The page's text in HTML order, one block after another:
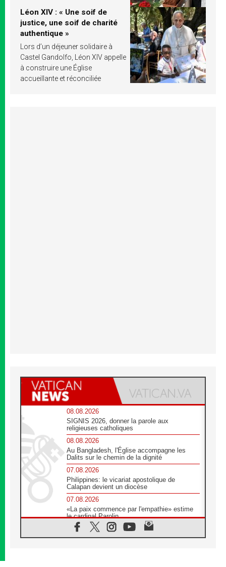
Léon XIV : « Une soif de
justice, une soif de charité
authentique »
Lors d’un déjeuner solidaire à
Castel Gandolfo, Léon XIV appelle
à construire une Église
accueillante et réconciliée
08.08.2026
SIGNIS 2026, donner la parole aux
religieuses catholiques
08.08.2026
Au Bangladesh, l'Église accompagne les
Dalits sur le chemin de la dignité
07.08.2026
Philippines: le vicariat apostolique de
Calapan devient un diocèse
07.08.2026
«La paix commence par l'empathie» estime
le cardinal Parolin
07.08.2026
En Colombie, «la paix ne s'achète pas avec